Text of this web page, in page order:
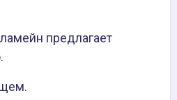
предлагает